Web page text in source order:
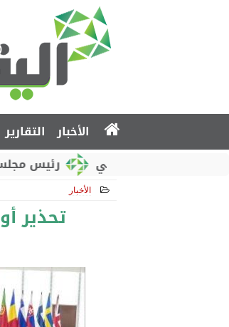
الأخبار التقارير
رئيس مجلس القيادة
الأخبار
تحذير